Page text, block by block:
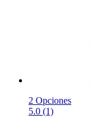
2 Opciones
5.0 (1)